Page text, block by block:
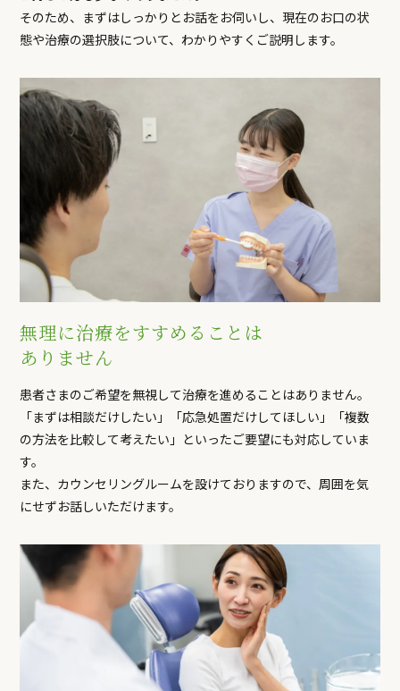
そのため、まずはしっかりとお話をお伺いし、現在のお口の状
態や治療の選択肢について、わかりやすくご説明します。
無理に治療をすすめることは
ありません
患者さまのご希望を無視して治療を進めることはありません。
「まずは相談だけしたい」「応急処置だけしてほしい」「複数
の方法を比較して考えたい」といったご要望にも対応していま
す。
また、カウンセリングルームを設けておりますので、周囲を気
にせずお話しいただけます。